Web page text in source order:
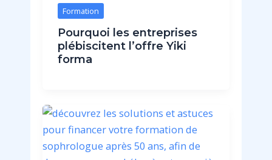
Formation
Pourquoi les entreprises
plébiscitent l’offre Yiki
forma